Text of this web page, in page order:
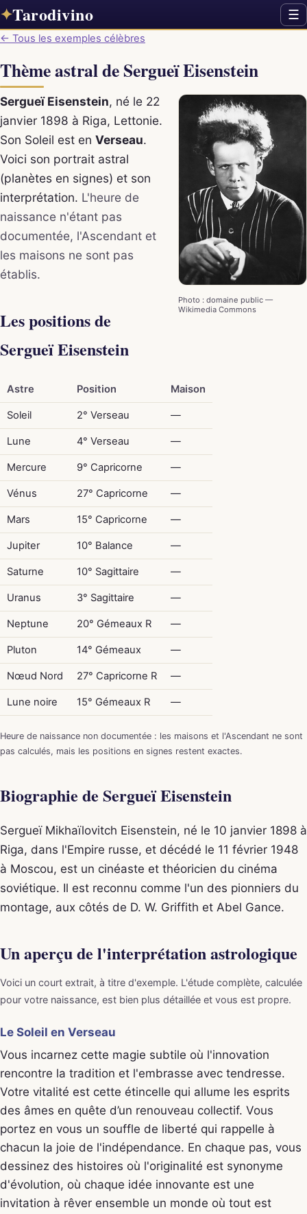
✦Tarodivino ☰
← Tous les exemples célèbres
Thème astral de Sergueï Eisenstein
Photo : domaine public —
Wikimedia Commons
Sergueï Eisenstein, né le 22
janvier 1898 à Riga, Lettonie.
Son Soleil est en Verseau.
Voici son portrait astral
(planètes en signes) et son
interprétation. L'heure de
naissance n'étant pas
documentée, l'Ascendant et
les maisons ne sont pas
établis.
Les positions de
Sergueï Eisenstein
Astre Position Maison
Soleil 2° Verseau —
Lune 4° Verseau —
Mercure 9° Capricorne —
Vénus 27° Capricorne —
Mars 15° Capricorne —
Jupiter 10° Balance —
Saturne 10° Sagittaire —
Uranus 3° Sagittaire —
Neptune 20° Gémeaux R —
Pluton 14° Gémeaux —
Nœud Nord 27° Capricorne R —
Lune noire 15° Gémeaux R —
Heure de naissance non documentée : les maisons et l'Ascendant ne sont
pas calculés, mais les positions en signes restent exactes.
Biographie de Sergueï Eisenstein
Sergueï Mikhaïlovitch Eisenstein, né le 10 janvier 1898 à
Riga, dans l'Empire russe, et décédé le 11 février 1948
à Moscou, est un cinéaste et théoricien du cinéma
soviétique. Il est reconnu comme l'un des pionniers du
montage, aux côtés de D. W. Griffith et Abel Gance.
Un aperçu de l'interprétation astrologique
Voici un court extrait, à titre d'exemple. L'étude complète, calculée
pour votre naissance, est bien plus détaillée et vous est propre.
Le Soleil en Verseau
Vous incarnez cette magie subtile où l'innovation
rencontre la tradition et l'embrasse avec tendresse.
Votre vitalité est cette étincelle qui allume les esprits
des âmes en quête d’un renouveau collectif. Vous
portez en vous un souffle de liberté qui rappelle à
chacun la joie de l'indépendance. En chaque pas, vous
dessinez des histoires où l'originalité est synonyme
d'évolution, où chaque idée innovante est une
invitation à rêver ensemble un monde où tout est